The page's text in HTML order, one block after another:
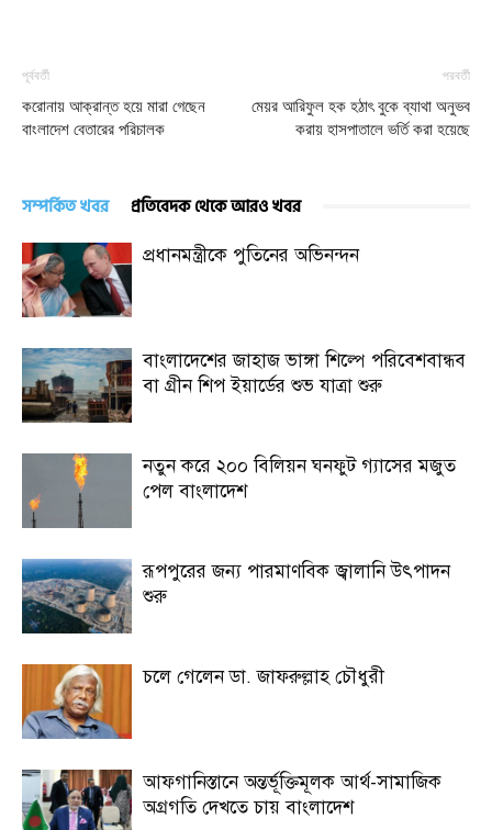
পূর্ববর্তী
করোনায় আক্রান্ত হয়ে মারা গেছেন
বাংলাদেশ বেতারের পরিচালক
পরবর্তী
মেয়র আরিফুল হক হঠাৎ বুকে ব্যাথা অনুভব
করায় হাসপাতালে ভর্তি করা হয়েছে
সম্পর্কিত খবর প্রতিবেদক থেকে আরও খবর
প্রধানমন্ত্রীকে পুতিনের অভিনন্দন
বাংলাদেশের জাহাজ ভাঙ্গা শিল্পে পরিবেশবান্ধব
বা গ্রীন শিপ ইয়ার্ডের শুভ যাত্রা শুরু
নতুন করে ২০০ বিলিয়ন ঘনফুট গ্যাসের মজুত
পেল বাংলাদেশ
রূপপুরের জন্য পারমাণবিক জ্বালানি উৎপাদন
শুরু
চলে গেলেন ডা. জাফরুল্লাহ চৌধুরী
আফগানিস্তানে অন্তর্ভূক্তিমূলক আর্থ-সামাজিক
অগ্রগতি দেখতে চায় বাংলাদেশ